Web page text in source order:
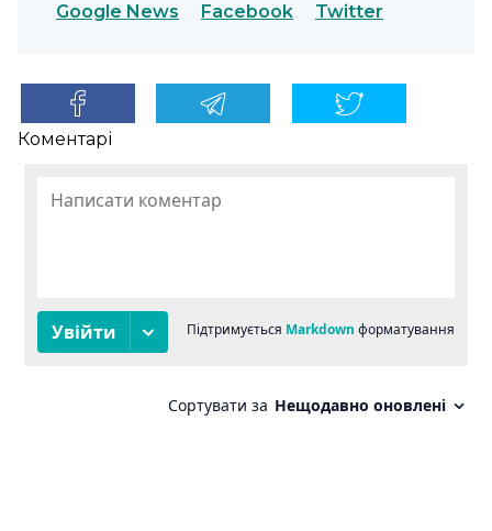
Google News Facebook Twitter
Коментарі